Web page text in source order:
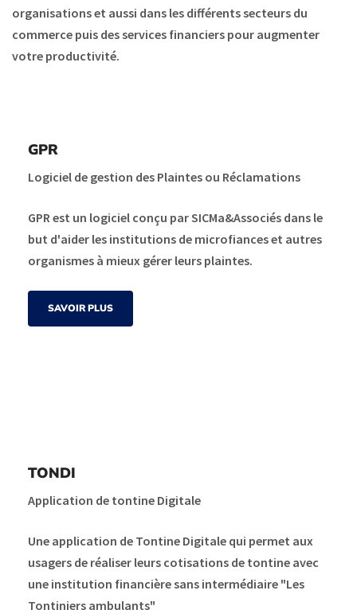
organisations et aussi dans les différents secteurs du
commerce puis des services financiers pour augmenter
votre productivité.
GPR
Logiciel de gestion des Plaintes ou Réclamations
GPR est un logiciel conçu par SICMa&Associés dans le
but d'aider les institutions de microfiances et autres
organismes à mieux gérer leurs plaintes.
SAVOIR PLUS
TONDI
Application de tontine Digitale
Une application de Tontine Digitale qui permet aux
usagers de réaliser leurs cotisations de tontine avec
une institution financière sans intermédiaire "Les
Tontiniers ambulants"